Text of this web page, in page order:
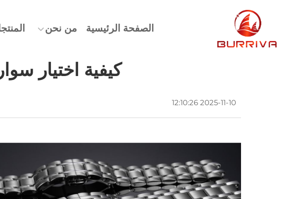
الصفحة الرئيسية من نحن
كيفية اختيار
2025-11-10 12:10:26